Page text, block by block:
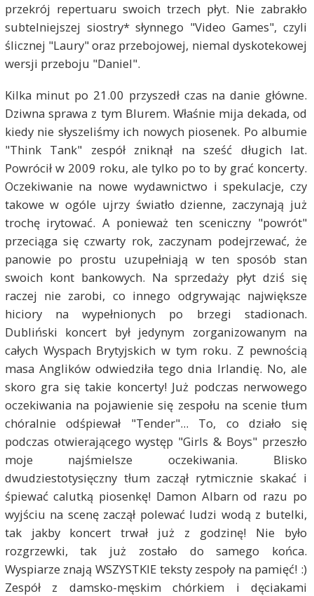
przekrój repertuaru swoich trzech płyt. Nie zabrakło
subtelniejszej siostry* słynnego "Video Games", czyli
ślicznej "Laury" oraz przebojowej, niemal dyskotekowej
wersji przeboju "Daniel".
Kilka minut po 21.00 przyszedł czas na danie główne.
Dziwna sprawa z tym Blurem. Właśnie mija dekada, od
kiedy nie słyszeliśmy ich nowych piosenek. Po albumie
"Think Tank" zespół zniknął na sześć długich lat.
Powrócił w 2009 roku, ale tylko po to by grać koncerty.
Oczekiwanie na nowe wydawnictwo i spekulacje, czy
takowe w ogóle ujrzy światło dzienne, zaczynają już
trochę irytować. A ponieważ ten sceniczny "powrót"
przeciąga się czwarty rok, zaczynam podejrzewać, że
panowie po prostu uzupełniają w ten sposób stan
swoich kont bankowych. Na sprzedaży płyt dziś się
raczej nie zarobi, co innego odgrywając największe
hiciory na wypełnionych po brzegi stadionach.
Dubliński koncert był jedynym zorganizowanym na
całych Wyspach Brytyjskich w tym roku. Z pewnością
masa Anglików odwiedziła tego dnia Irlandię. No, ale
skoro gra się takie koncerty! Już podczas nerwowego
oczekiwania na pojawienie się zespołu na scenie tłum
chóralnie odśpiewał "Tender"... To, co działo się
podczas otwierającego występ "Girls & Boys" przeszło
moje najśmielsze oczekiwania. Blisko
dwudziestotysięczny tłum zaczął rytmicznie skakać i
śpiewać calutką piosenkę! Damon Albarn od razu po
wyjściu na scenę zaczął polewać ludzi wodą z butelki,
tak jakby koncert trwał już z godzinę! Nie było
rozgrzewki, tak już zostało do samego końca.
Wyspiarze znają WSZYSTKIE teksty zespoły na pamięć! :)
Zespół z damsko-męskim chórkiem i dęciakami